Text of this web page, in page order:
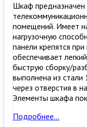
Шкаф предназначен
помещений. Имеет
нагрузочную
панели крепятся
обеспечивает
быструю сборку/
выполнена из стали
через отверстия в
Элементы шкафа
Шкаф
Подробнее…